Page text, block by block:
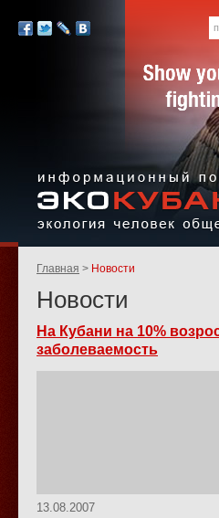
«ЭКО-КУБАНЬ»
человек,
общество
Родительские
Главная Новости
Новости
На Кубани на 10%
заболеваемость
13.08.2007
Мы